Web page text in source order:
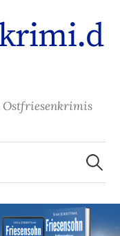
Ostfriesenkrimis
Suchen
nach: